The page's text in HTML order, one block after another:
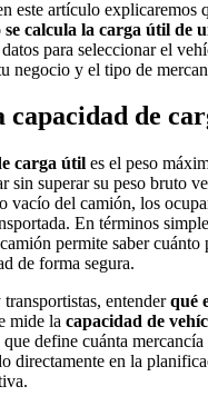
este artículo explicaremos
se calcula la carga útil de
para seleccionar el
negocio y el tipo de
capacidad de
carga útil es el peso
sin superar su peso bruto
vacío del camión, los
En términos
permite saber cuánto
de forma segura.
transportistas, entenderqué
mide la capacidad de
define cuánta mercancía
directamente en la